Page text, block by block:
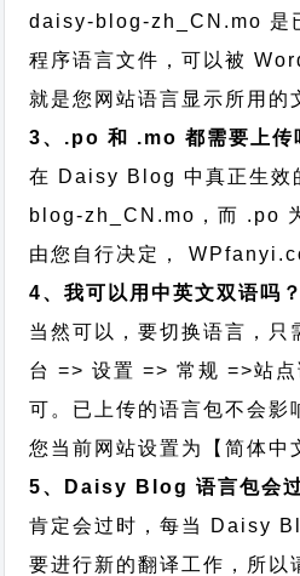
daisy-blog-zh_CN.mo 是
程序语言文件，可以被
就是您网站语言显示所用的
3、.po 和 .mo 都需要上传
在 Daisy Blog 中真正生效
blog-zh_CN.mo，而 .po
由您自行决定，
4、我可以用中英文双语吗？
当然可以，要切换语言，
台 => 设置 => 常规 =>站点
可。已上传的语言包不会影
您当前网站设置为【简体中
5、Daisy Blog 语言包会
肯定会过时，每当 Daisy
要进行新的翻译工作，所以